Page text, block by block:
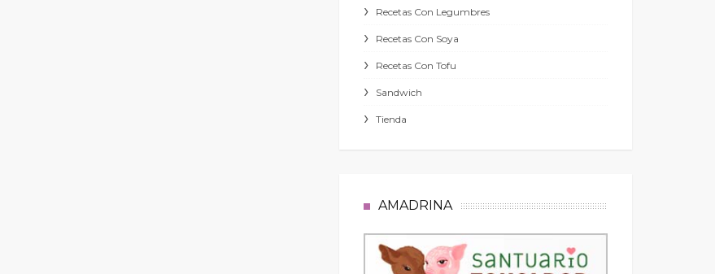
Recetas Con Legumbres
Recetas Con Soya
Recetas Con Tofu
Sandwich
Tienda
AMADRINA